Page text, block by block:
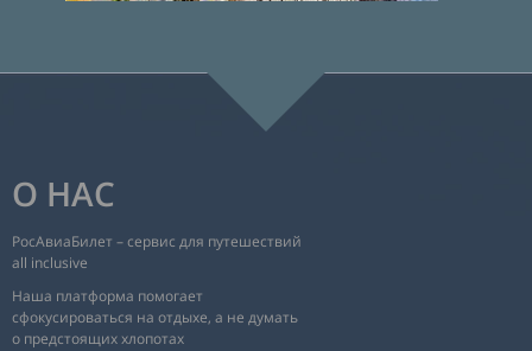
О НАС
РосАвиаБилет – сервис для путешествий
all inclusive
Наша платформа помогает
сфокусироваться на отдыхе, а не думать
о предстоящих хлопотах